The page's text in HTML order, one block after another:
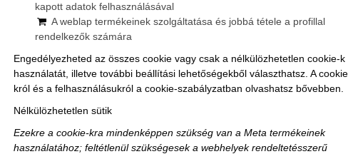
kapott adatok felhasználásával
A weblap termékeinek szolgáltatása és jobbá tétele a profillal
rendelkezők számára
Engedélyezheted az összes cookie vagy csak a nélkülözhetetlen cookie-k
használatát, illetve további beállítási lehetőségekből választhatsz. A
król és a felhasználásukról a cookie-szabályzatban olvashatsz bővebben.
Nélkülözhetetlen sütik
Ezekre a cookie-kra mindenképpen szükség van a Meta termékeinek
használatához; feltétlenül szükségesek a webhelyek rendeltetésszerű